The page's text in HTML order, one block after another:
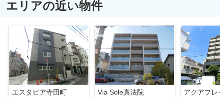
エリアの近い物件
エスタピア寺田町
Via Sole真法院